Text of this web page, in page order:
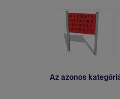
Az azonos